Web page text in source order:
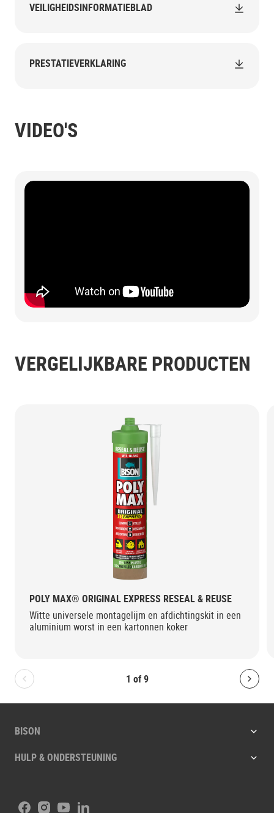
VEILIGHEIDSINFORMATIEBLAD
PRESTATIEVERKLARING
VIDEO'S
VERGELIJKBARE PRODUCTEN
1 of 9
Bolton.General.PreviousSlide
POLY MAX® ORIGINAL EXPRESS RESEAL & REUSE
Witte universele montagelijm en afdichtingskit in een
aluminium worst in een kartonnen koker
BISON
HULP & ONDERSTEUNING